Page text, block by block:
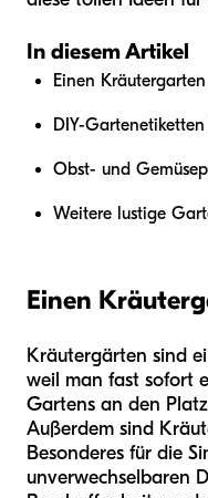
In diesem Artikel
Einen
DIY-
Obst- und
Weitere lustige
Einen
Kräutergärten sind
weil man fast sofort
Gartens an den
Außerdem sind
Besonderes für die
unverwechselbaren